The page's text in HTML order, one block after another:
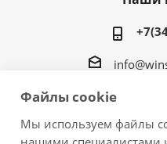
г.Екатеринбург
Файлы cookie
Мы используем файлы